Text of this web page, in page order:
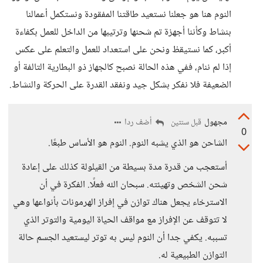
النوم هنا هو جعلنا نستعيد طاقتنا المفقودة ونستكمل أعمالنا
بنشاط وكأننا أجهزة تم شحنها وترتيبها من الداخل للعمل بكفاءة
أكبر، كما نستيقظ ونحن على استعداد للعمل والتعلم على عكس
إذا لم ننام، ففي هذه الحالة نصبح كالجهاز ذو البطارية التالفة أو
الضعيفة فلا نفكر بشكل جيد ونفقد القدرة على الحركة والنشاط.
0
مجهول قبل سنتين أضف ردا
الشاحن هو الذي يشبه النوم. النوم هو الأساس طبعًا.
أستعجب من قدرة مدة بسيطة من القيلولة كذلك على إعادة
شحن الشخص وتهيئته. سبحان الله فعلًا. الفكرة في أن
الاسترخاء يجعل هناك توازن في إفراز الهرمونات بأنواعها وهي
لا تتوقف عن الإفراز مع مواقف الحياة اليومية والتوتر الذي
تسببه. يكفي جدا أن النوم ليس به توتر ليستعيد الجسم حالة
التوازن الطبيعية له.